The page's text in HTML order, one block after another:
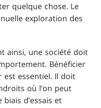
quelque chose. Le
exploration des
ainsi, une société doit
Bénéficier
est essentiel. Il doit
où l’on peut
d’essais et